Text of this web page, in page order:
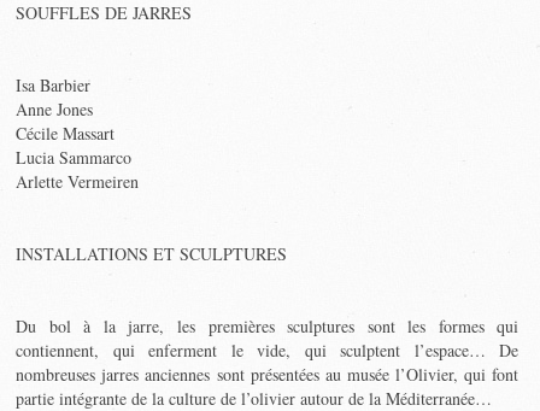
SOUFFLES DE JARRES
Isa Barbier
Anne Jones
Cécile Massart
Lucia Sammarco
Arlette Vermeiren
INSTALLATIONS ET SCULPTURES
Du bol à la jarre, les premières sculptures sont les formes qui
contiennent, qui enferment le vide, qui sculptent l’espace… De
nombreuses jarres anciennes sont présentées au musée l’Olivier, qui font
partie intégrante de la culture de l’olivier autour de la Méditerranée…